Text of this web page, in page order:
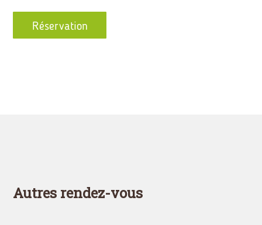
Réservation
Autres rendez-vous